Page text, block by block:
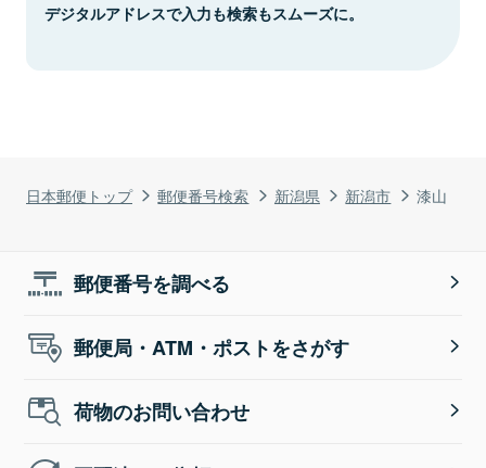
日本郵便トップ 郵便番号検索 新潟県 新潟市 漆山
デジタルアドレスで入力も検索もスムーズに。
郵便番号を調べる
郵便局・ATM・ポストをさがす
荷物のお問い合わせ